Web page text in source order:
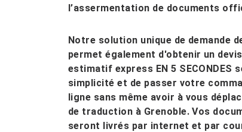
l’assermentation de documents
Notre solution unique de demande
permet également d'obtenir un
estimatif express EN 5 SECONDES
simplicité et de passer votre
ligne sans même avoir à vous
de traduction à Grenoble. Vos
seront livrés par internet et par